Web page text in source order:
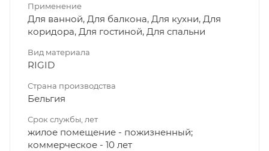
Применение
Для ванной, Для балкона, Для кухни, Для
коридора, Для гостиной, Для спальни
Вид материала
RIGID
Страна производства
Бельгия
Срок службы, лет
жилое помещение - пожизненный;
коммерческое - 10 лет